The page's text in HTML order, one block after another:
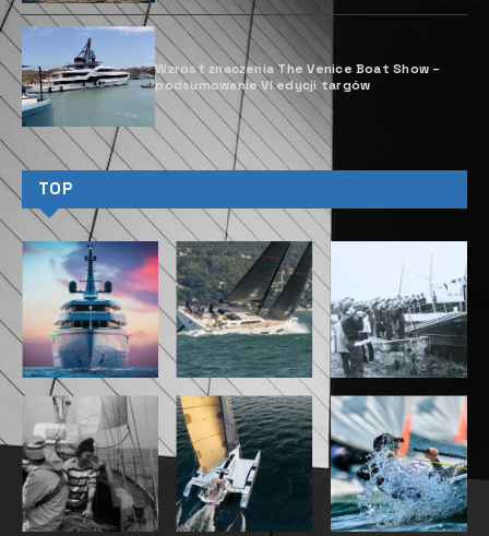
Wzrost znaczenia The Venice Boat Show ­–
podsumowanie VI edycji targów
TOP